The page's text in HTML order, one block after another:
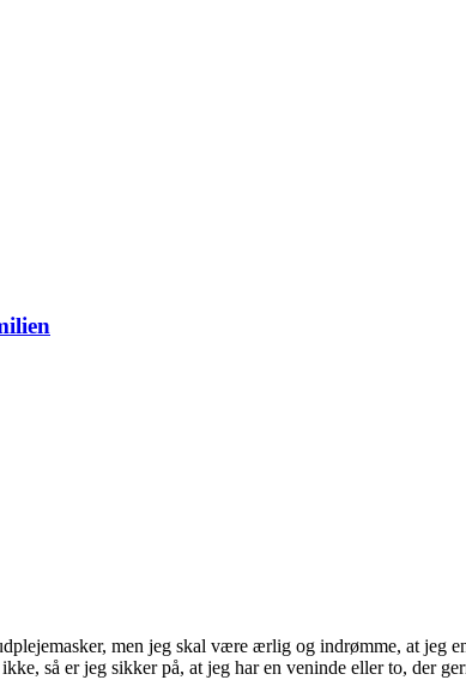
men jeg skal være ærlig og indrømme, at
så er jeg sikker på, at jeg har en veninde eller to, der